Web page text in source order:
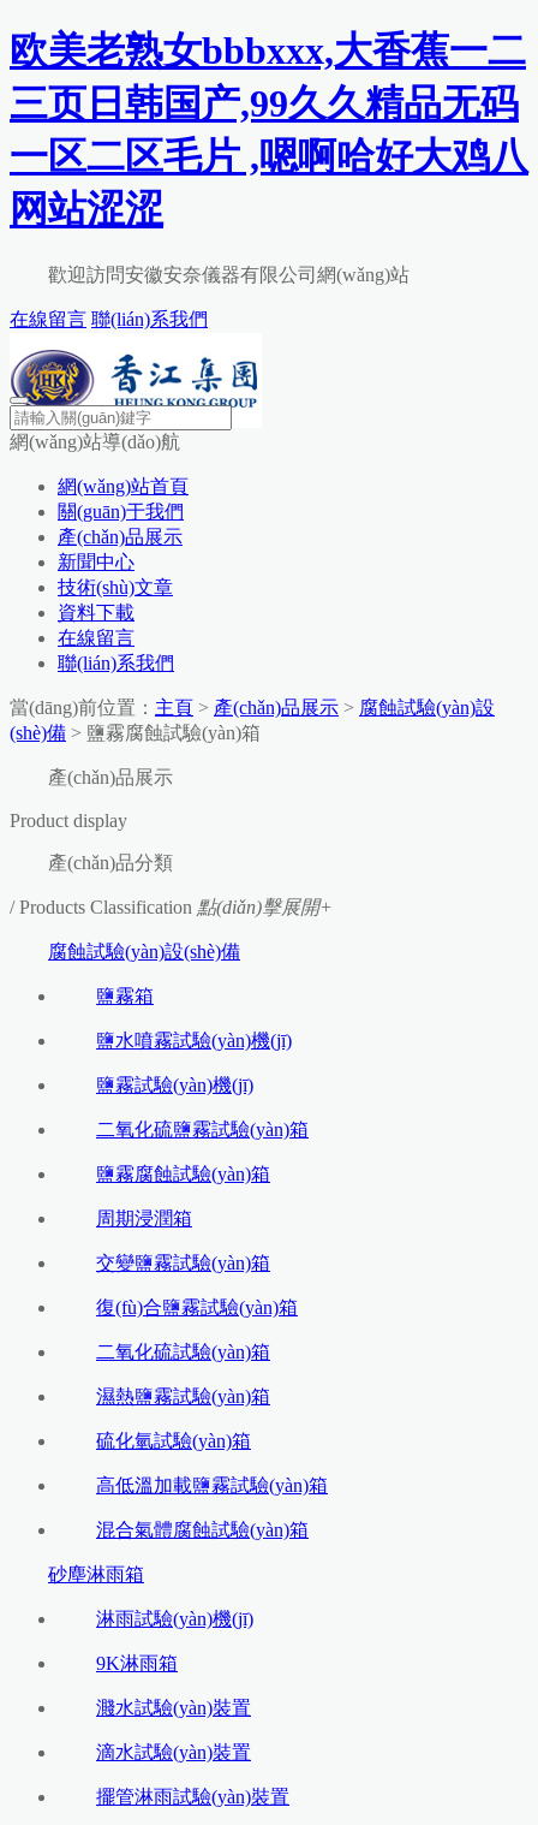
欧美老熟女bbbxxx,大香蕉一二
三页日韩国产,99久久精品无码
一区二区毛片 ,嗯啊哈好大鸡八
网站涩涩
歡迎訪問安徽安奈儀器有限公司網(wǎng)站
在線留言 聯(lián)系我們
網(wǎng)站導(dǎo)航
網(wǎng)站首頁
關(guān)于我們
產(chǎn)品展示
新聞中心
技術(shù)文章
資料下載
在線留言
聯(lián)系我們
當(dāng)前位置： 主頁 > 產(chǎn)品展示 > 腐蝕試驗(yàn)設
(shè)備 > 鹽霧腐蝕試驗(yàn)箱
產(chǎn)品展示
Product display
產(chǎn)品分類
/ Products Classification 點(diǎn)擊展開+
腐蝕試驗(yàn)設(shè)備
鹽霧箱
鹽水噴霧試驗(yàn)機(jī)
鹽霧試驗(yàn)機(jī)
二氧化硫鹽霧試驗(yàn)箱
鹽霧腐蝕試驗(yàn)箱
周期浸潤箱
交變鹽霧試驗(yàn)箱
復(fù)合鹽霧試驗(yàn)箱
二氧化硫試驗(yàn)箱
濕熱鹽霧試驗(yàn)箱
硫化氫試驗(yàn)箱
高低溫加載鹽霧試驗(yàn)箱
混合氣體腐蝕試驗(yàn)箱
砂塵淋雨箱
淋雨試驗(yàn)機(jī)
9K淋雨箱
濺水試驗(yàn)裝置
滴水試驗(yàn)裝置
擺管淋雨試驗(yàn)裝置